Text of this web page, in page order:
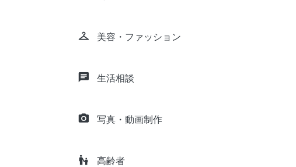
checkroom 美容・ファッション
chat 生活相談
camera_alt 写真・動画制作
escalator_warning 高齢者